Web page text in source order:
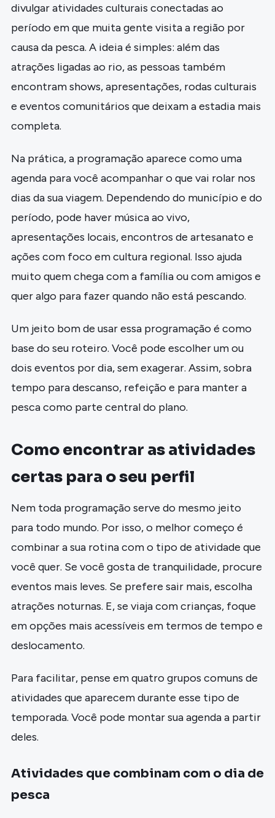
divulgar atividades culturais conectadas ao
período em que muita gente visita a região por
causa da pesca. A ideia é simples: além das
atrações ligadas ao rio, as pessoas também
encontram shows, apresentações, rodas culturais
e eventos comunitários que deixam a estadia mais
completa.
Na prática, a programação aparece como uma
agenda para você acompanhar o que vai rolar nos
dias da sua viagem. Dependendo do município e do
período, pode haver música ao vivo,
apresentações locais, encontros de artesanato e
ações com foco em cultura regional. Isso ajuda
muito quem chega com a família ou com amigos e
quer algo para fazer quando não está pescando.
Um jeito bom de usar essa programação é como
base do seu roteiro. Você pode escolher um ou
dois eventos por dia, sem exagerar. Assim, sobra
tempo para descanso, refeição e para manter a
pesca como parte central do plano.
Como encontrar as atividades
certas para o seu perfil
Nem toda programação serve do mesmo jeito
para todo mundo. Por isso, o melhor começo é
combinar a sua rotina com o tipo de atividade que
você quer. Se você gosta de tranquilidade, procure
eventos mais leves. Se prefere sair mais, escolha
atrações noturnas. E, se viaja com crianças, foque
em opções mais acessíveis em termos de tempo e
deslocamento.
Para facilitar, pense em quatro grupos comuns de
atividades que aparecem durante esse tipo de
temporada. Você pode montar sua agenda a partir
deles.
Atividades que combinam com o dia de
pesca